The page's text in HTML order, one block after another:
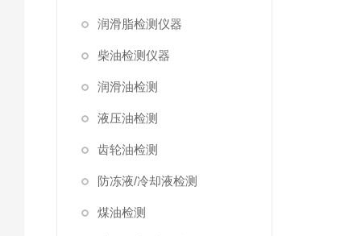
润滑脂检测仪器
柴油检测仪器
润滑油检测
液压油检测
齿轮油检测
防冻液/冷却液检测
煤油检测